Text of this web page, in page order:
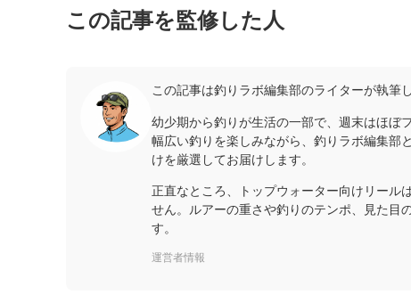
この記事を監修した人
この記事は釣りラボ編集部のライターが執筆
幼少期から釣りが生活の一部で、週末はほぼ
幅広い釣りを楽しみながら、釣りラボ編集部
けを厳選してお届けします。
正直なところ、トップウォーター向けリール
せん。ルアーの重さや釣りのテンポ、見た目
す。
運営者情報